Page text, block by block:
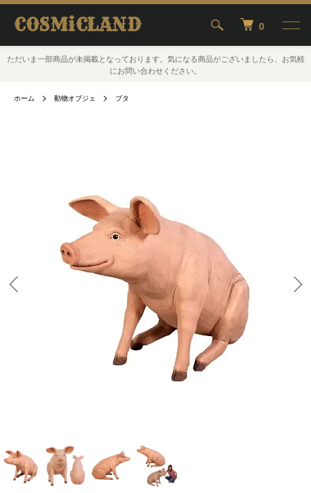
COSMiCLAND 0
ただいま一部商品が未掲載となっております。気になる商品がございましたら、お気軽
にお問い合わせください。
ホーム 動物オブジェ ブタ